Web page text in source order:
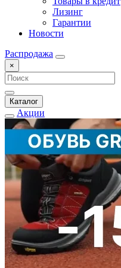
Лизинг
Гарантии
Новости
Распродажа
×
Каталог
Акции